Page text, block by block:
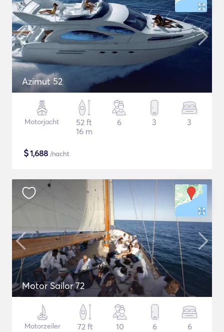
Azimut 52
Motorjacht
52 ft
16 m
6 3 3
$1,688 /nacht
Motor Sailor 72
Motorzeiler
72 ft
10 6 6